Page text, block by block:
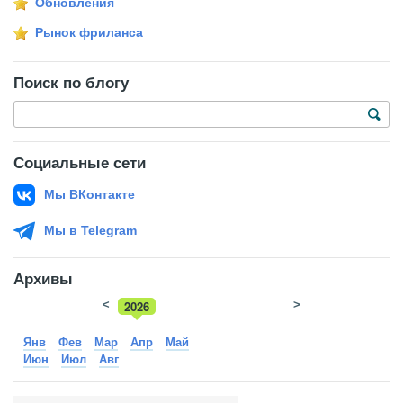
Рынок фриланса
Поиск по блогу
Социальные сети
Мы ВКонтакте
Мы в Telegram
Архивы
2026
2025
< >
Янв Фев Мар Апр
Май
Июн
Июл Авг